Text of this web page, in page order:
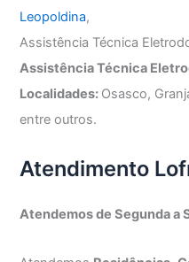
Leopoldina,
Assistência Técnica
Assistência Técnica
Localidades: Osasco,
entre outros.
Atendimento
Atendemos de Segunda a